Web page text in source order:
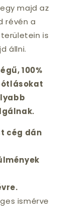
majd az
révén a
is
állni.
100%
cég dán
ismérve